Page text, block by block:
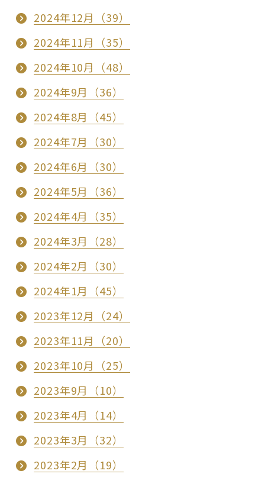
2024年12月（39）
2024年11月（35）
2024年10月（48）
2024年9月（36）
2024年8月（45）
2024年7月（30）
2024年6月（30）
2024年5月（36）
2024年4月（35）
2024年3月（28）
2024年2月（30）
2024年1月（45）
2023年12月（24）
2023年11月（20）
2023年10月（25）
2023年9月（10）
2023年4月（14）
2023年3月（32）
2023年2月（19）